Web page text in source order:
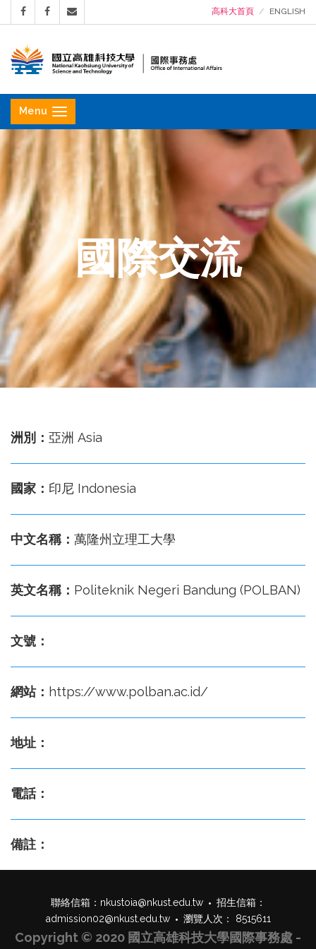
高科大首頁 ENGLISH
立
高
雄
科
技
大
學
國
際
事
務
處
Menu
國際交流
洲別： 亞洲 Asia
國家： 印尼 Indonesia
中文名稱： 萬隆州立理工大學
英文名稱： Politeknik Negeri Bandung (POLBAN)
文號：
網站： https://www.polban.ac.id/
地址：
電話：
備註：
聯絡信箱： nkustoia@nkust.edu.tw
招生信箱：
admission02@nkust.edu.tw
瀏覽人次： 8515611
Copyright © 2020 國立高雄科技大學國際事務處 -